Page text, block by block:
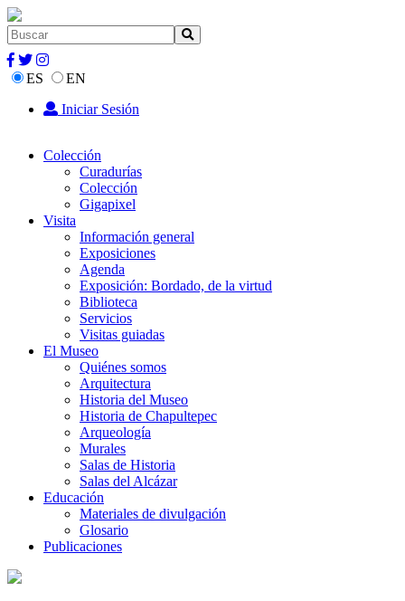
ES
EN
Iniciar Sesión
Colección
Curadurías
Colección
Gigapixel
Visita
Información general
Exposiciones
Agenda
Exposición: Bordado, de la virtud
Biblioteca
Servicios
Visitas guiadas
El Museo
Quiénes somos
Arquitectura
Historia del Museo
Historia de Chapultepec
Arqueología
Murales
Salas de Historia
Salas del Alcázar
Educación
Materiales de divulgación
Glosario
Publicaciones